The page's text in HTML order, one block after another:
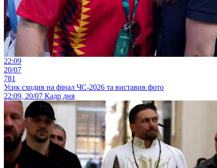
22:09
20/07
781
Усик сходив на фінал ЧС-2026 та виставив фото
22:09, 20/07 Кадр дня